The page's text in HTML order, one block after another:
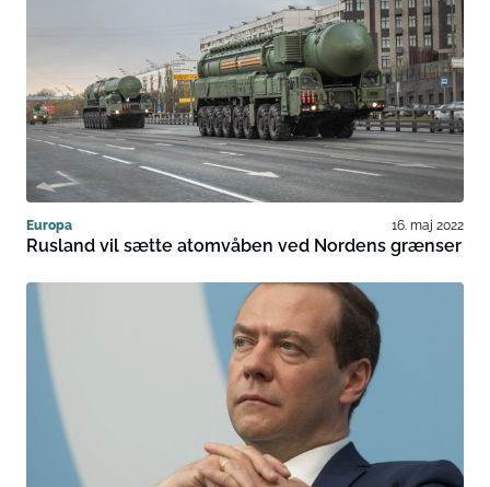
Europa 16. maj 2022
Rusland vil sætte atomvåben ved Nordens grænser